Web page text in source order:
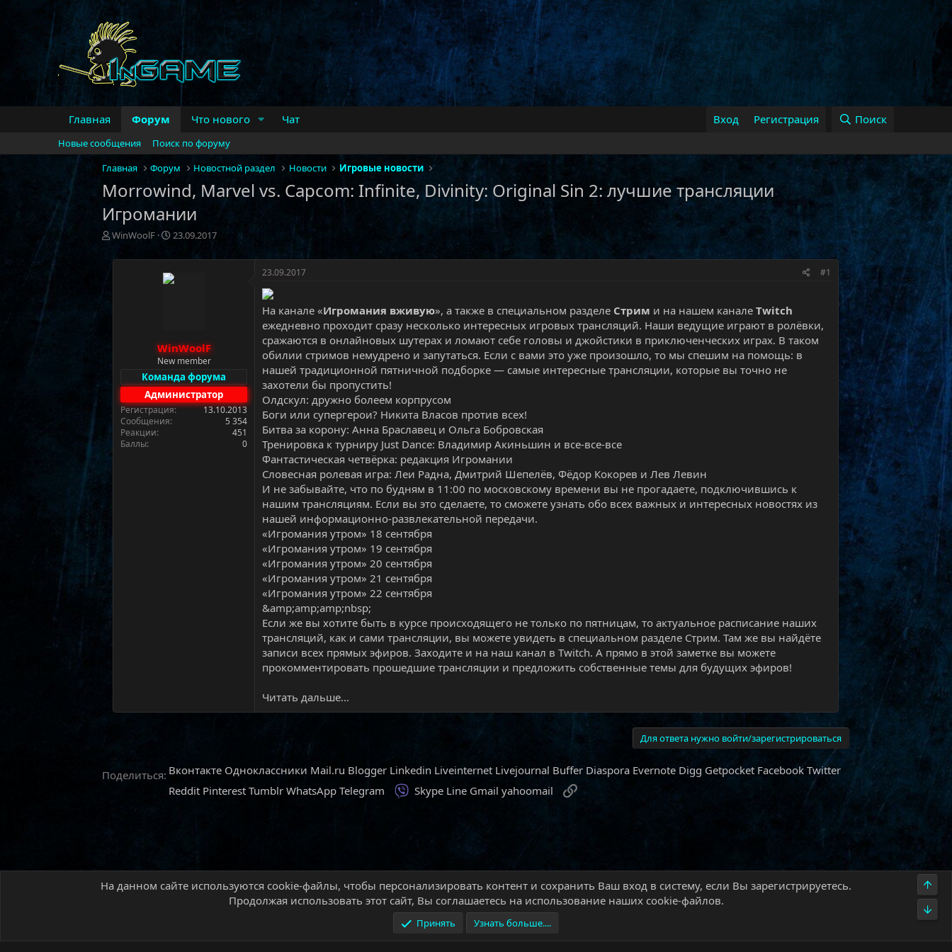
Главная Форум Что нового Чат Вход Регистрация Поиск
Новые сообщения
Поиск по форуму
Главная
Форум Новостной раздел Новости Игровые новости
Morrowind, Marvel vs. Capcom: Infinite, Divinity: Original Sin 2: лучшие трансляции
Игромании
А
т
WinWoolF
Д
т
а
н
а
23.09.2017
WinWoolF
New member
Команда форума
Администратор
Регистрация
13.10.2013
Сообщения
5 354
Реакции
451
Баллы
0
23.09.2017 #1
На канале «Игромания вживую», а также в специальном разделе Стрим и на нашем каналеTwitch
ежедневно проходит сразу несколько интересных игровых трансляций. Наши ведущие играют в ролёвки,
сражаются в онлайновых шутерах и ломают себе головы и джойстики в приключенческих играх. В таком
обилии стримов немудрено и запутаться. Если с вами это уже произошло, то мы спешим на помощь: в
нашей традиционной пятничной подборке — самые интересные трансляции, которые вы точно не
захотели бы пропустить!
Олдскул: дружно болеем корпрусом
Боги или супергерои? Никита Власов против всех!
Битва за корону: Анна Браславец и Ольга Бобровская
Тренировка к турниру Just Dance: Владимир Акиньшин и все-все-все
Фантастическая четвёрка: редакция Игромании
Словесная ролевая игра: Леи Радна, Дмитрий Шепелёв, Фёдор Кокорев и Лев Левин
И не забывайте, что по будням в 11:00 по московскому времени вы не прогадаете, подключившись к
нашим трансляциям. Если вы это сделаете, то сможете узнать обо всех важных и интересных новостях из
нашей информационно-развлекательной передачи.
«Игромания утром» 18 сентября
«Игромания утром» 19 сентября
«Игромания утром» 20 сентября
«Игромания утром» 21 сентября
«Игромания утром» 22 сентября
&amp;amp;amp;nbsp;
Если же вы хотите быть в курсе происходящего не только по пятницам, то актуальное расписание наших
трансляций, как и сами трансляции, вы можете увидеть в специальном разделе Стрим. Там же вы найдёте
записи всех прямых эфиров. Заходите и на наш канал в Twitch. А прямо в этой заметке вы можете
прокомментировать прошедшие трансляции и предложить собственные темы для будущих эфиров!​
Читать дальше...
Для ответа нужно войти/зарегистрироваться
Поделиться: Вконтакте Одноклассники Mail.ru Blogger Linkedin Liveinternet Livejournal Buffer Diaspora Evernote Digg Getpocket Facebook Twitter
Reddit Pinterest Tumblr WhatsApp Telegram Viber
Skype Line Gmail yahoomail
Главная Новостной раздел Новости Игровые новости
Условия и правила
На данном сайте используются cookie-файлы, чтобы персонализировать контент и сохранить Ваш вход в систему, если Вы зарегистрируетесь.
Продолжая использовать этот сайт, Вы соглашаетесь на использование наших cookie-файлов.
Принять Узнать больше....
Верх
Низ